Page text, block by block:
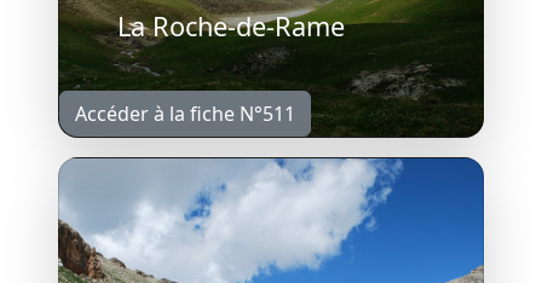
La Roche-de-Rame
Accéder à la fiche N°511